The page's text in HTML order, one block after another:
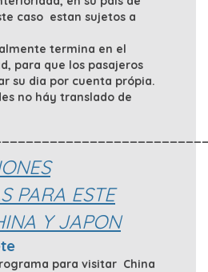
caso estan sujetos a
termina en el
para que los pasajeros
su dia por cuenta própia.
no háy translado de
PARA ESTE
Y JAPON
para visitar China